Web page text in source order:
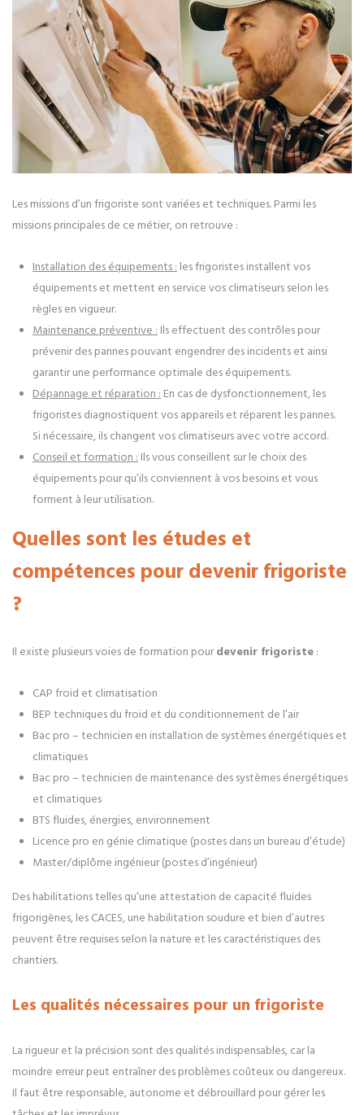
Les missions d’un frigoriste sont variées et techniques. Parmi les
missions principales de ce métier, on retrouve :
Installation des équipements : les frigoristes installent vos
équipements et mettent en service vos climatiseurs selon les
règles en vigueur.
Maintenance préventive : Ils effectuent des contrôles pour
prévenir des pannes pouvant engendrer des incidents et ainsi
garantir une performance optimale des équipements.
Dépannage et réparation : En cas de dysfonctionnement, les
frigoristes diagnostiquent vos appareils et réparent les pannes.
Si nécessaire, ils changent vos climatiseurs avec votre accord.
Conseil et formation : Ils vous conseillent sur le choix des
équipements pour qu’ils conviennent à vos besoins et vous
forment à leur utilisation.
Quelles sont les études et
compétences pour devenir frigoriste
?
Il existe plusieurs voies de formation pourdevenir frigoriste :
CAP froid et climatisation
BEP techniques du froid et du conditionnement de l’air
Bac pro – technicien en installation de systèmes énergétiques et
climatiques
Bac pro – technicien de maintenance des systèmes énergétiques
et climatiques
BTS fluides, énergies, environnement
Licence pro en génie climatique (postes dans un bureau d’étude)
Master/diplôme ingénieur (postes d’ingénieur)
Des habilitations telles qu’une attestation de capacité fluides
frigorigènes, les CACES, une habilitation soudure et bien d’autres
peuvent être requises selon la nature et les caractéristiques des
chantiers.
Les qualités nécessaires pour un frigoriste
La rigueur et la précision sont des qualités indispensables, car la
moindre erreur peut entraîner des problèmes coûteux ou dangereux.
Il faut être responsable, autonome et débrouillard pour gérer les